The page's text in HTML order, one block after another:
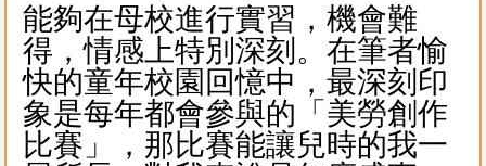
能夠在母校進行實習，機會難
得，情感上特別深刻。在筆者愉
快的童年校園回憶中，最深刻印
象是每年都會參與的「美勞創作
比賽」，那比賽能讓兒時的我一